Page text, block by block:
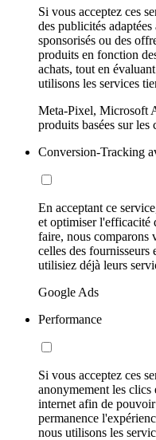
Si vous acceptez ces
des publicités
sponsorisés ou des
produits en fonction
achats, tout en
utilisons les services
Meta-Pixel, Microsoft
produits basées sur
Conversion-Tracking
En acceptant ce
et optimiser l'efficacité
faire, nous comparons
celles des fournisseurs
utilisiez déjà leurs
Google Ads
Performance
Si vous acceptez ces
anonymement les clics
internet afin de
permanence
nous utilisons les